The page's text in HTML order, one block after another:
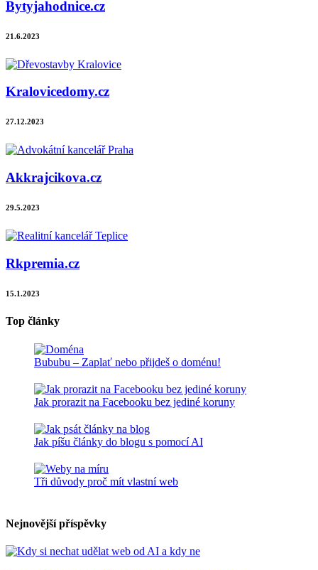
Bytyjahodnice.cz
21.6.2023
Kralovicedomy.cz
27.12.2023
Akkrajcikova.cz
29.5.2023
Rkpremia.cz
15.1.2023
Top články
Bububu – Zaplať nebo přijdeš o doménu!
Jak prorazit na Facebooku bez jediné koruny
Jak píšu články do blogu s pomocí AI
Tři důvody proč mít vlastní web
Nejnovější příspěvky